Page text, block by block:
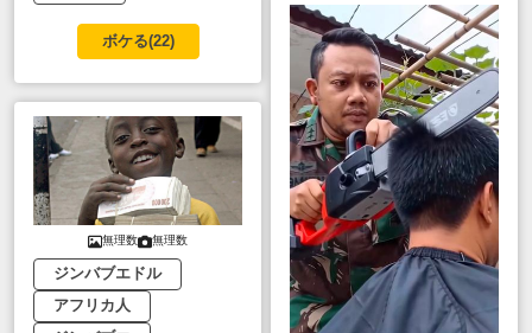
ボケる(22)
無理数 無理数
ジンバブエドル
アフリカ人